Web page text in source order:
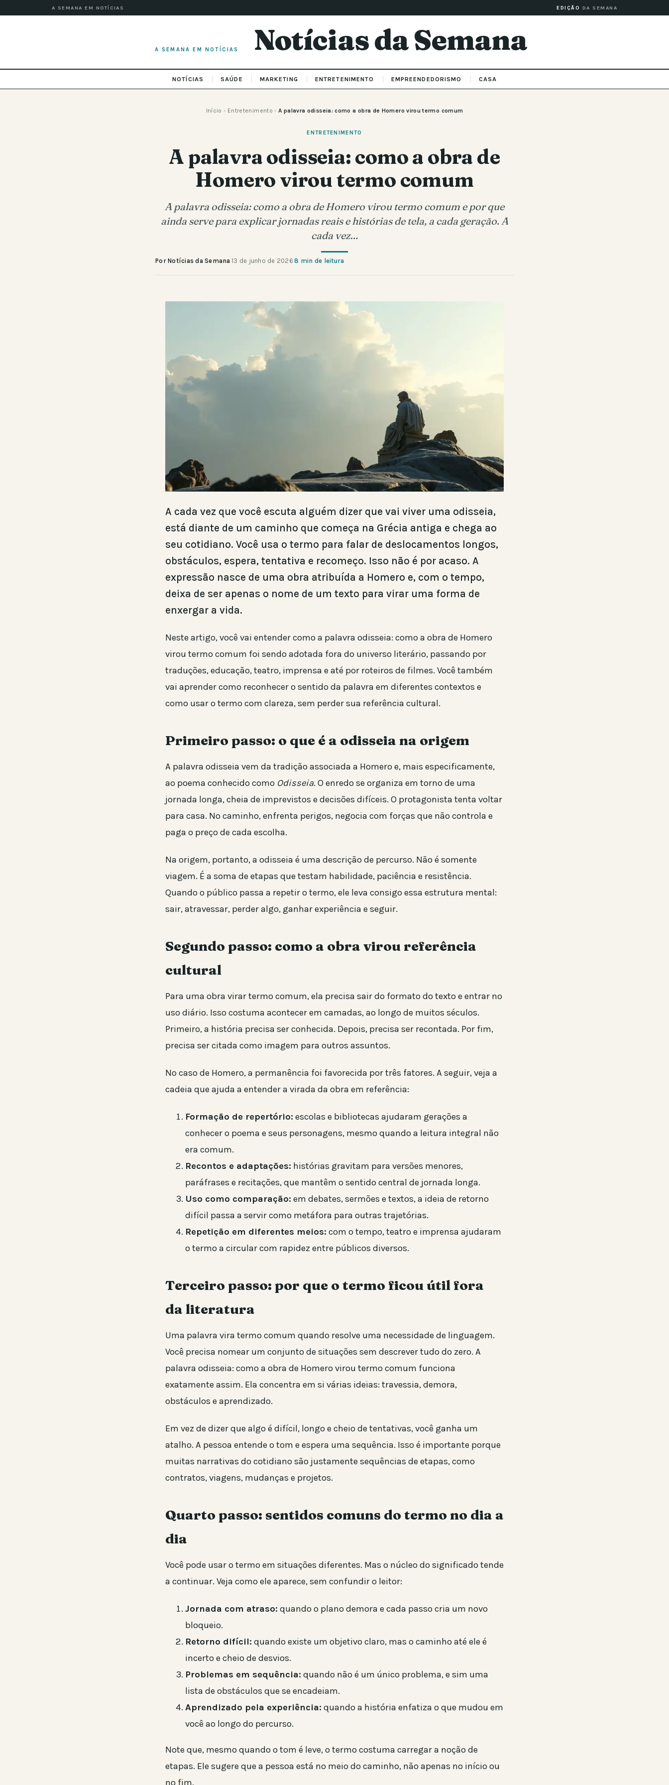
A SEMANA EM NOTÍCIAS EDIÇÃO DA SEMANA
A SEMANA EM NOTÍCIAS Notícias da Semana
NOTÍCIAS SAÚDE MARKETING ENTRETENIMENTO EMPREENDEDORISMO CASA
Início › Entretenimento › A palavra odisseia: como a obra de Homero virou termo comum
ENTRETENIMENTO
A palavra odisseia: como a obra de
Homero virou termo comum
A palavra odisseia: como a obra de Homero virou termo comum e por que
ainda serve para explicar jornadas reais e histórias de tela, a cada geração. A
cada vez…
Por Notícias da Semana ·13 de junho de 2026·8 min de leitura
A cada vez que você escuta alguém dizer que vai viver uma odisseia,
está diante de um caminho que começa na Grécia antiga e chega ao
seu cotidiano. Você usa o termo para falar de deslocamentos longos,
obstáculos, espera, tentativa e recomeço. Isso não é por acaso. A
expressão nasce de uma obra atribuída a Homero e, com o tempo,
deixa de ser apenas o nome de um texto para virar uma forma de
enxergar a vida.
Neste artigo, você vai entender como a palavra odisseia: como a obra de Homero
virou termo comum foi sendo adotada fora do universo literário, passando por
traduções, educação, teatro, imprensa e até por roteiros de filmes. Você também
vai aprender como reconhecer o sentido da palavra em diferentes contextos e
como usar o termo com clareza, sem perder sua referência cultural.
Primeiro passo: o que é a odisseia na origem
A palavra odisseia vem da tradição associada a Homero e, mais especificamente,
ao poema conhecido como Odisseia. O enredo se organiza em torno de uma
jornada longa, cheia de imprevistos e decisões difíceis. O protagonista tenta voltar
para casa. No caminho, enfrenta perigos, negocia com forças que não controla e
paga o preço de cada escolha.
Na origem, portanto, a odisseia é uma descrição de percurso. Não é somente
viagem. É a soma de etapas que testam habilidade, paciência e resistência.
Quando o público passa a repetir o termo, ele leva consigo essa estrutura mental:
sair, atravessar, perder algo, ganhar experiência e seguir.
Segundo passo: como a obra virou referência
cultural
Para uma obra virar termo comum, ela precisa sair do formato do texto e entrar no
uso diário. Isso costuma acontecer em camadas, ao longo de muitos séculos.
Primeiro, a história precisa ser conhecida. Depois, precisa ser recontada. Por fim,
precisa ser citada como imagem para outros assuntos.
No caso de Homero, a permanência foi favorecida por três fatores. A seguir, veja a
cadeia que ajuda a entender a virada da obra em referência:
Formação de repertório: escolas e bibliotecas ajudaram gerações a
conhecer o poema e seus personagens, mesmo quando a leitura integral não
era comum.
Recontos e adaptações: histórias gravitam para versões menores,
paráfrases e recitações, que mantêm o sentido central de jornada longa.
Uso como comparação: em debates, sermões e textos, a ideia de retorno
difícil passa a servir como metáfora para outras trajetórias.
Repetição em diferentes meios: com o tempo, teatro e imprensa ajudaram
o termo a circular com rapidez entre públicos diversos.
Terceiro passo: por que o termo ficou útil fora
da literatura
Uma palavra vira termo comum quando resolve uma necessidade de linguagem.
Você precisa nomear um conjunto de situações sem descrever tudo do zero. A
palavra odisseia: como a obra de Homero virou termo comum funciona
exatamente assim. Ela concentra em si várias ideias: travessia, demora,
obstáculos e aprendizado.
Em vez de dizer que algo é difícil, longo e cheio de tentativas, você ganha um
atalho. A pessoa entende o tom e espera uma sequência. Isso é importante porque
muitas narrativas do cotidiano são justamente sequências de etapas, como
contratos, viagens, mudanças e projetos.
Quarto passo: sentidos comuns do termo no dia a
dia
Você pode usar o termo em situações diferentes. Mas o núcleo do significado tende
a continuar. Veja como ele aparece, sem confundir o leitor:
Jornada com atraso: quando o plano demora e cada passo cria um novo
bloqueio.
Retorno difícil: quando existe um objetivo claro, mas o caminho até ele é
incerto e cheio de desvios.
Problemas em sequência: quando não é um único problema, e sim uma
lista de obstáculos que se encadeiam.
Aprendizado pela experiência: quando a história enfatiza o que mudou em
você ao longo do percurso.
Note que, mesmo quando o tom é leve, o termo costuma carregar a noção de
etapas. Ele sugere que a pessoa está no meio do caminho, não apenas no início ou
no fim.